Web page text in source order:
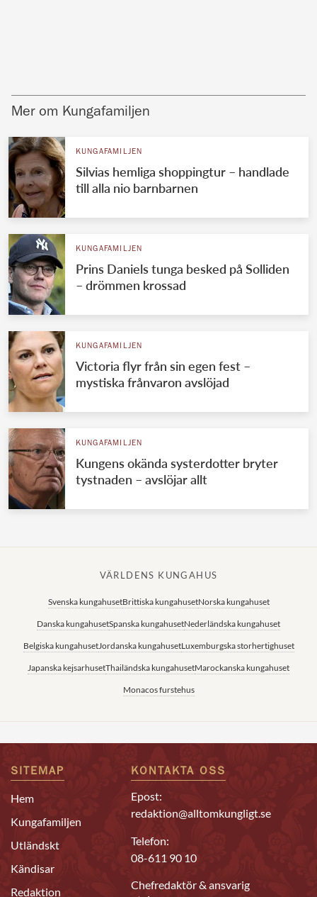
Mer om Kungafamiljen
KUNGAFAMILJEN
Silvias hemliga shoppingtur – handlade
till alla nio barnbarnen
KUNGAFAMILJEN
Prins Daniels tunga besked på Solliden
– drömmen krossad
KUNGAFAMILJEN
Victoria flyr från sin egen fest –
mystiska frånvaron avslöjad
KUNGAFAMILJEN
Kungens okända systerdotter bryter
tystnaden – avslöjar allt
VÄRLDENS KUNGAHUS
Svenska kungahusetBrittiska kungahusetNorska kungahuset
Danska kungahusetSpanska kungahusetNederländska kungahuset
Belgiska kungahusetJordanska kungahusetLuxemburgska storhertighuset
Japanska kejsarhusetThailändska kungahusetMarockanska kungahuset
Monacos furstehus
SITEMAP
Hem
Kungafamiljen
Utländskt
Kändisar
Redaktion
KONTAKTA OSS
Epost:
redaktion@alltomkungligt.se
Telefon:
08-611 90 10
Chefredaktör & ansvarig